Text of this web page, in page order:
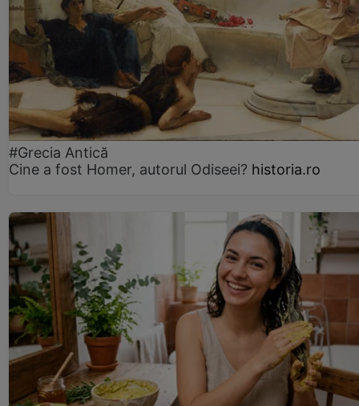
#Grecia Antică
Cine a fost Homer, autorul Odiseei? historia.ro